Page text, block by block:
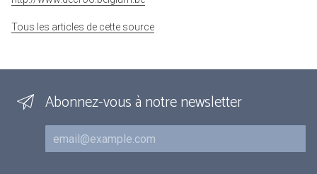
Tous les articles de cette source
Abonnez-vous à notre newsletter
Courriel